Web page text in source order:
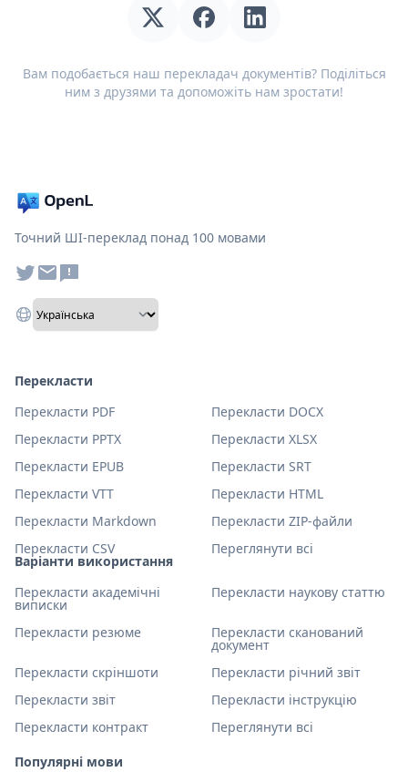
Вам подобається наш перекладач документів? Поділіться
ним з друзями та допоможіть нам зростати!
Точний ШІ-переклад понад 100 мовами
Варіанти використання
Перекласти академічні
виписки
Перекласти наукову статтю
Перекласти резюме Перекласти сканований
документ
Перекласти скріншоти
Перекласти річний звіт
Перекласти звіт
Перекласти інструкцію
Перекласти контракт
Переглянути всі
Популярні мови
Перекласти
Перекласти PDF
Перекласти DOCX
Перекласти PPTX
Перекласти XLSX
Перекласти EPUB
Перекласти SRT
Перекласти VTT
Перекласти HTML
Перекласти Markdown
Перекласти ZIP-файли
Перекласти CSV
Переглянути всі